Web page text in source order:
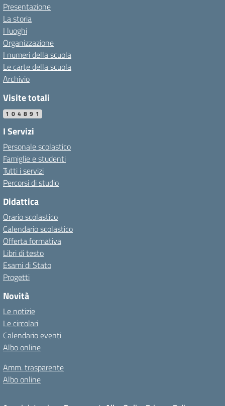
Presentazione
La storia
I luoghi
Organizzazione
I numeri della scuola
Le carte della scuola
Archivio
Visite totali
104891
I Servizi
Personale scolastico
Famiglie e studenti
Tutti i servizi
Percorsi di studio
Didattica
Orario scolastico
Calendario scolastico
Offerta formativa
Libri di testo
Esami di Stato
Progetti
Novità
Le notizie
Le circolari
Calendario eventi
Albo online
Amm. trasparente
Albo online